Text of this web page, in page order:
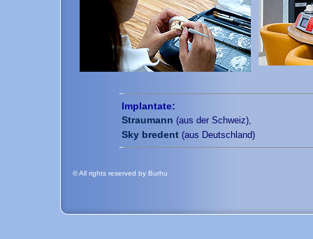
Implantate:
Straumann (aus der Schweiz),
Sky bredent (aus Deutschland)
© All rights reserved by Burhu